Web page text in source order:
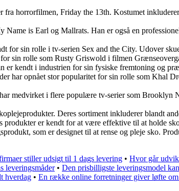
horrorfilmen, Friday the 13th. Kostumet
is Earl og Mallrats. Han er også en
for sin rolle i tv-serien Sex and the City. Udover
sin rolle som Rusty Griswold i filmen
er kendt i industrien for sin fysiske fremtoning og
har opnået stor popularitet for sin rolle som Khal
medvirket i flere populære tv-serier som
Deres sortiment inkluderer blandt
er kendt for at være effektive til at holde
som er designet til at rense og pleje sko.
stiller udsigt til 1 dags levering • Hvor går
leveringsmåder• Den prisbilligste leveringsmodel
hverdag • En række online forretninger giver løfte